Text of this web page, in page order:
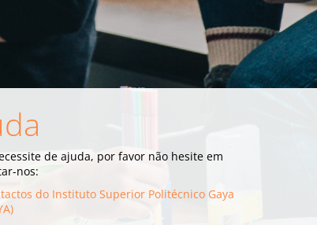
de ajuda, por favor não hesite em
nos:
do Instituto Superior Politécnico Gaya